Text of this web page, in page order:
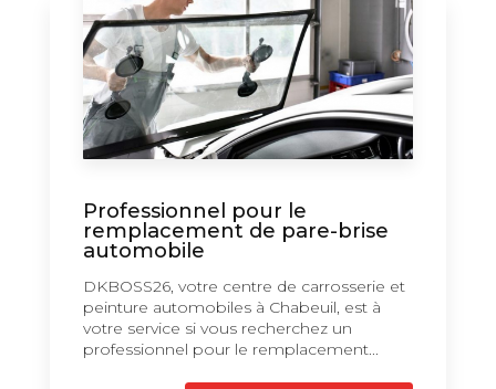
Professionnel pour le
remplacement de pare-brise
automobile
DKBOSS26, votre centre de carrosserie et
peinture automobiles à Chabeuil, est à
votre service si vous recherchez un
professionnel pour le remplacement...